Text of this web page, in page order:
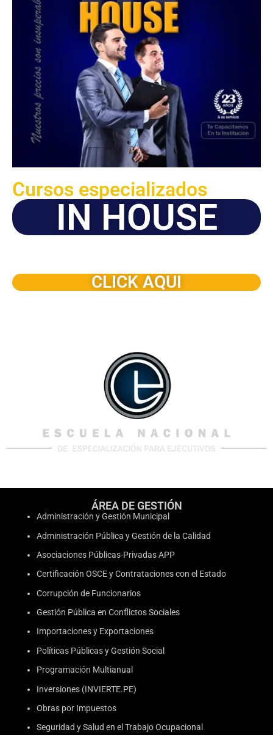
Cursos especializados
IN HOUSE
CLICK AQUI
ÁREA DE GESTIÓN
Administración y Gestión Municipal
Administración Pública y Gestión de la Calidad
Asociaciones Públicas-Privadas APP
Certificación OSCE y Contrataciones con el Estado
Corrupción de Funcionarios
Gestión Pública en Conflictos Sociales
Importaciones y Exportaciones
Políticas Públicas y Gestión Social
Programación Multianual
Inversiones (INVIERTE.PE)
Obras por Impuestos
Seguridad y Salud en el Trabajo Ocupacional